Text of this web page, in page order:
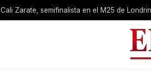
Cali Zarate, semifinalista en el M25 de